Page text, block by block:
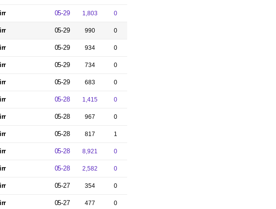
05-29 1,803 0
05-29 990 0
05-29 934 0
05-29 734 0
05-29 683 0
05-28 1,415 0
05-28 967 0
05-28 817 1
05-28 8,921 0
05-28 2,582 0
05-27 354 0
05-27 477 0